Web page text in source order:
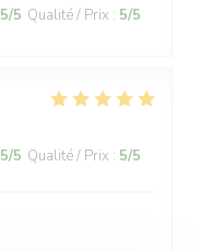
5/5 Qualité / Prix : 5/5
5/5 Qualité / Prix : 5/5